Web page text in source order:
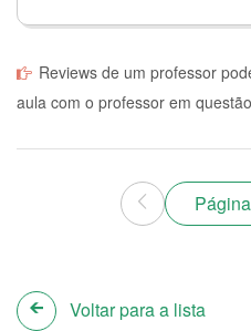
Reviews de um professor
aula com o professor em questão
Voltar para a lista